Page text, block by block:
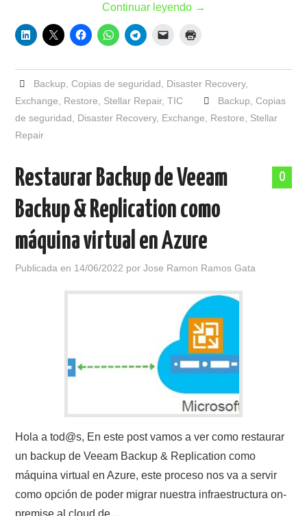
Continuar leyendo →
Backup Copias de seguridad Disaster Recovery,
Exchange
Restore Stellar Repair,TIC Backup Copias
de seguridad
Disaster Recovery, Exchange Restore
Stellar
Repair
0
Restaurar Backup de Veeam
Backup & Replication como
máquina virtual en Azure
Publicada en 14/06/2022 porJose Ramon Ramos Gata
Hola a tod@s, En este post vamos a ver como restaurar
un backup de Veeam Backup & Replication como
máquina virtual en Azure, este proceso nos va a servir
como opción de poder migrar nuestra infraestructura on-
premise al cloud de…